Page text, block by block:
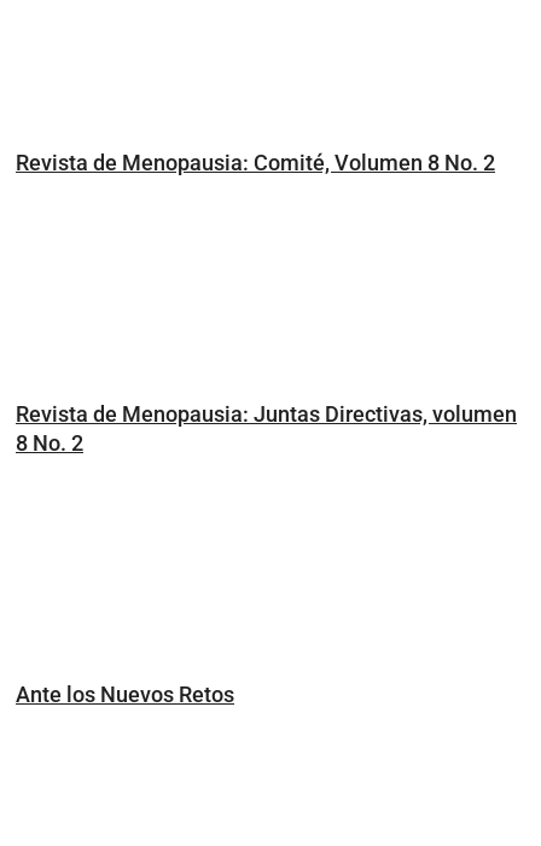
Revista de Menopausia: Comité, Volumen 8 No. 2
Revista de Menopausia: Juntas Directivas, volumen
8 No. 2
Ante los Nuevos Retos